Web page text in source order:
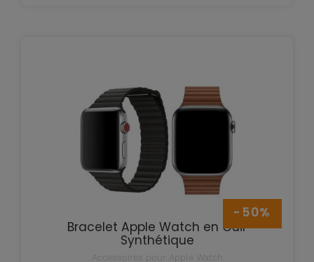
Bracelet Apple Watch en Cuir
Synthétique
Accessoires pour Apple Watch
-50%